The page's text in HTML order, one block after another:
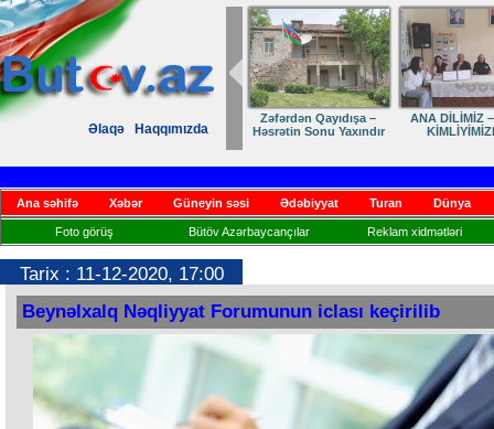
Əlaqə Haqqımızda
Zəfərdən Qayıdışa –
Həsrətin Sonu Yaxındır
ANA DİLİMİZ
Ana səhifə Xəbər Güneyin səsi Ədəbiyyat Turan Dünya
Foto görüş Bütöv Azərbaycançılar Reklam xidmətləri
Tarix : 11-12-2020, 17:00
Beynəlxalq Nəqliyyat Forumunun iclası keçirilib